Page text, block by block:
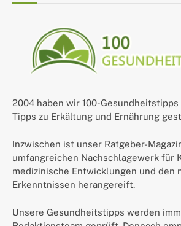
2004 haben wir 100-
Tipps zu Erkältung und Ernährung
Inzwischen ist unser Ratgeber-
umfangreichen Nachschlagewerk für
medizinische Entwicklungen und den
Erkenntnissen herangereift.
Unsere Gesundheitstipps werden